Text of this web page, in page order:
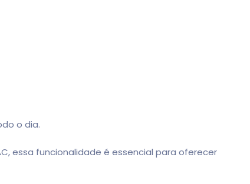
o dia.
essa funcionalidade é essencial para oferecer